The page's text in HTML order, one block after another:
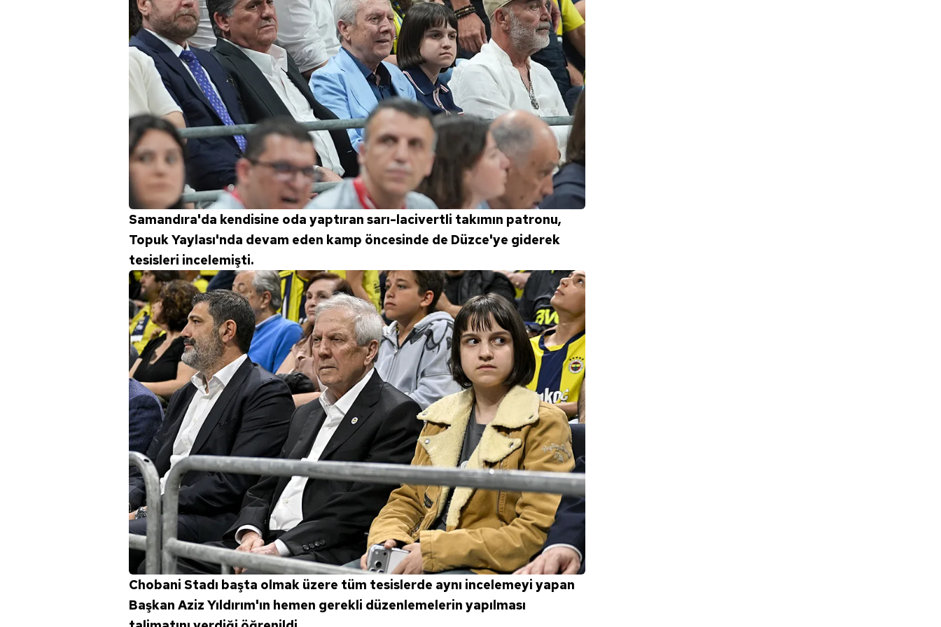
mevzuata uygun olarak kullanılan çerezlerle ilgili bilgi almak için lütfentıklayınız.
Samandıra'da kendisine oda yaptıran sarı-lacivertli takımın patronu,
Topuk Yaylası'nda devam eden kamp öncesinde de Düzce'ye giderek
tesisleri incelemişti.
Chobani Stadı başta olmak üzere tüm tesislerde aynı incelemeyi yapan
Başkan Aziz Yıldırım'ın hemen gerekli düzenlemelerin yapılması